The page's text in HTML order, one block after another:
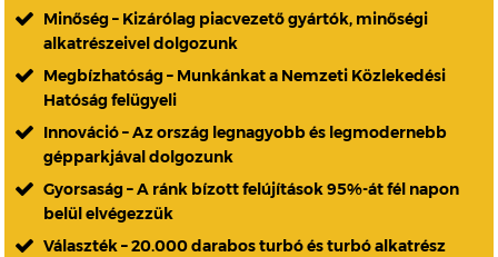
Minőség – Kizárólag piacvezető gyártók, minőségi
alkatrészeivel dolgozunk
Megbízhatóság – Munkánkat a Nemzeti Közlekedési
Hatóság felügyeli
Innováció – Az ország legnagyobb és legmodernebb
gépparkjával dolgozunk
Gyorsaság – A ránk bízott felújítások 95%-át fél napon
belül elvégezzük
Választék – 20.000 darabos turbó és turbó alkatrész